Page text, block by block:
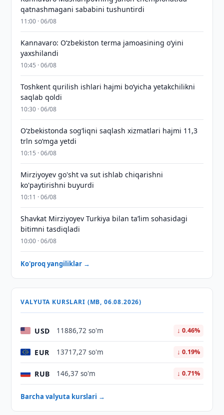
qatnashmagani sababini tushuntirdi
11:00 · 06/08
Kannavaro: O‘zbekiston terma jamoasining o‘yini
yaxshilandi
10:45 · 06/08
Toshkent qurilish ishlari hajmi bo‘yicha yetakchilikni
saqlab qoldi
10:30 · 06/08
O‘zbekistonda sog‘liqni saqlash xizmatlari hajmi 11,3
trln so‘mga yetdi
10:15 · 06/08
Mirziyoyev go'sht va sut ishlab chiqarishni
ko'paytirishni buyurdi
10:11 · 06/08
Shavkat Mirziyoyev Turkiya bilan taʼlim sohasidagi
bitimni tasdiqladi
10:00 · 06/08
Ko'proq yangiliklar →
VALYUTA KURSLARI (MB, 06.08.2026)
USD 11886,72 so'm ↓ 0.46%
EUR 13717,27 so'm ↓ 0.19%
RUB 146,37 so'm ↓ 0.71%
Barcha valyuta kurslari →